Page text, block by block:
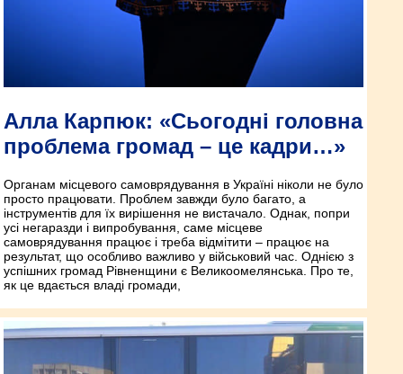
Алла Карпюк: «Сьогодні головна
проблема громад – це кадри…»
Органам місцевого самоврядування в Україні ніколи не було
просто працювати. Проблем завжди було багато, а
інструментів для їх вирішення не вистачало. Однак, попри
усі негаразди і випробування, саме місцеве
самоврядування працює і треба відмітити – працює на
результат, що особливо важливо у військовий час. Однією з
успішних громад Рівненщини є Великоомелянська. Про те,
як це вдається владі громади,